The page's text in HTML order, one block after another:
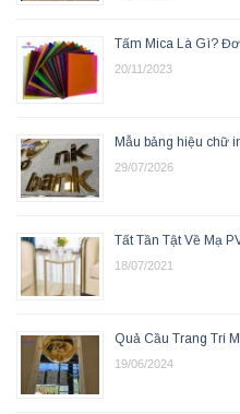
Tấm Mica Là Gì?
20/11/2023
Mẫu bảng hiệu chữ
29/07/2026
Tất Tần Tật Về Mạ
18/07/2021
Quả Cầu Trang Trí
19/06/2024